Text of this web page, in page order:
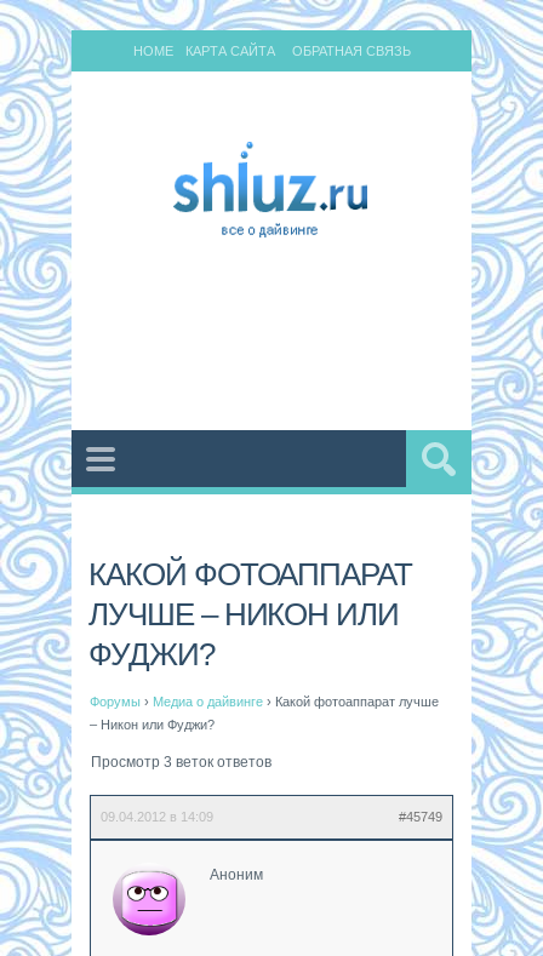
HOME КАРТА САЙТА ОБРАТНАЯ СВЯЗЬ
КАКОЙ ФОТОАППАРАТ
ЛУЧШЕ – НИКОН ИЛИ
ФУДЖИ?
Форумы › Медиа о дайвинге › Какой фотоаппарат лучше
– Никон или Фуджи?
Просмотр 3 веток ответов
09.04.2012 в 14:09 #45749
Аноним